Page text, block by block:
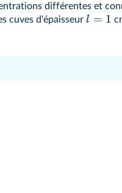
différentes et
cuves d'épaisseur l = 1